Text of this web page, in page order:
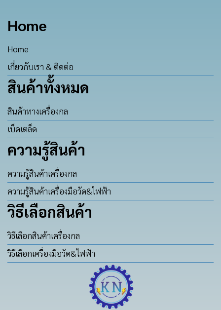
Home
Home
เกี่ยวกับเรา & ติดต่อ
สินค้าทั้งหมด
สินค้าทางเครื่องกล
เบ็ดเตล็ด
ความรู้สินค้า
ความรู้สินค้าเครื่องกล
ความรู้สินค้าเครื่องมือวัด&ไฟฟ้า
วิธีเลือกสินค้า
วิธีเลือกสินค้าเครื่องกล
วิธีเลือกเครื่องมือวัด&ไฟฟ้า